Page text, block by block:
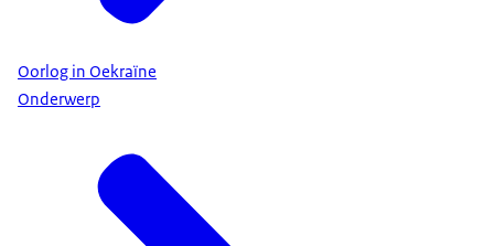
Oorlog in Oekraïne
Onderwerp